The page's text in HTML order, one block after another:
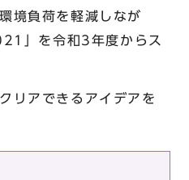
境負荷を軽減しなが
」を令和3年度からス
リアできるアイデアを